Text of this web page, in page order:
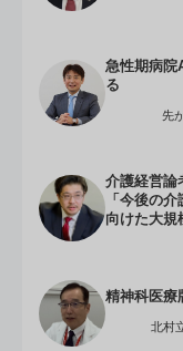
急性期病院
る
先
介護経営
「今後の
向けた大規
精神科医療
北村